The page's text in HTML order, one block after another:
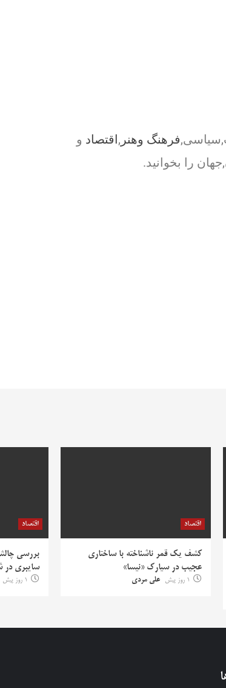
فرهنگ وهنر ,اقتصاد و
را بخوانید.
اقتصاد
کشف یک قمر ناشناخته با ساختاری
عجیب در سیارک «نیسا»
1 روز پیش علی مردی
اقتصاد
بررسی
سایبری در
1 روز پیش